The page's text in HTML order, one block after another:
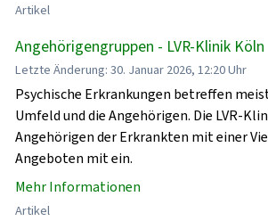
Artikel
Angehörigengruppen - LVR-Klinik Köln
Letzte Änderung: 30. Januar 2026, 12:20 Uhr
Psychische Erkrankungen betreffen
Umfeld und die Angehörigen. Die LVR-
Angehörigen der Erkrankten mit einer
Angeboten mit ein.
Mehr Informationen
Artikel